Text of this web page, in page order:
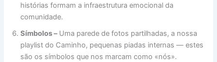
histórias formam a infraestrutura emocional da
comunidade.
Símbolos –Uma parede de fotos partilhadas, a nossa
playlist do Caminho, pequenas piadas internas — estes
são os símbolos que nos marcam como «nós».